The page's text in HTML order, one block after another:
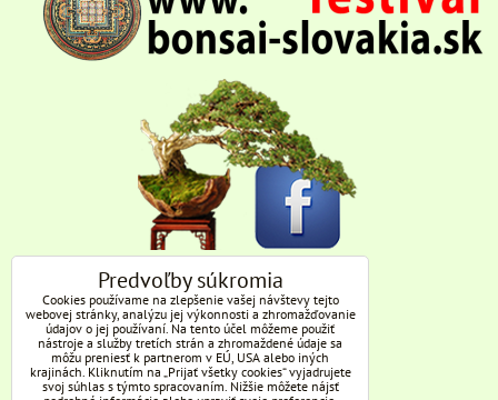
Predvoľby súkromia
Cookies používame na zlepšenie vašej návštevy tejto
webovej stránky, analýzu jej výkonnosti a zhromažďovanie
údajov o jej používaní. Na tento účel môžeme použiť
nástroje a služby tretích strán a zhromaždené údaje sa
môžu preniesť k partnerom v EÚ, USA alebo iných
krajinách. Kliknutím na „Prijať všetky cookies“ vyjadrujete
svoj súhlas s týmto spracovaním. Nižšie môžete nájsť